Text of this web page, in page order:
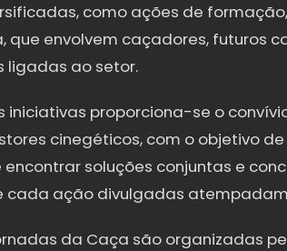
como ações de
que envolvem caçadores, futuros
ligadas ao setor.
iniciativas proporciona-se o
cinegéticos, com o objetivo
soluções conjuntas e
cada ação divulgadas
da Caça são organizadas